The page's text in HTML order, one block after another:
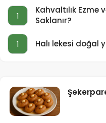
1
Kahvaltılık Ezme
Saklanır?
1 Halı lekesi doğal